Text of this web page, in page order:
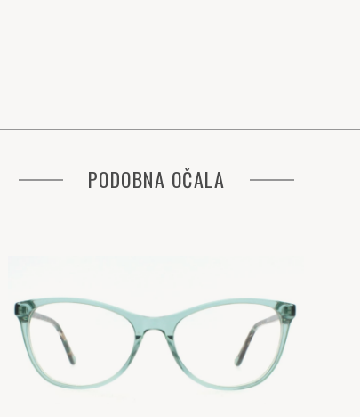
PODOBNA OČALA